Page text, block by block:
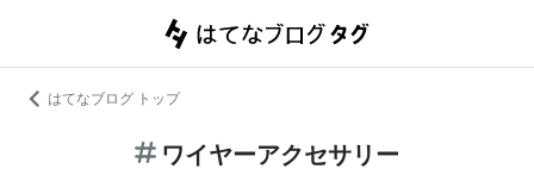
はてなブログ トップ
ワイヤーアクセサリー